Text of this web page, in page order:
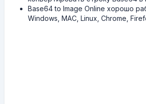
Base64 to Image Online хорошо
Windows, MAC, Linux, Chrome,